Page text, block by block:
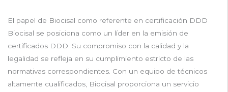
El papel de Biocisal como referente en certificación DDD
Biocisal se posiciona como un líder en la emisión de
certificados DDD. Su compromiso con la calidad y la
legalidad se refleja en su cumplimiento estricto de las
normativas correspondientes. Con un equipo de técnicos
altamente cualificados, Biocisal proporciona un servicio